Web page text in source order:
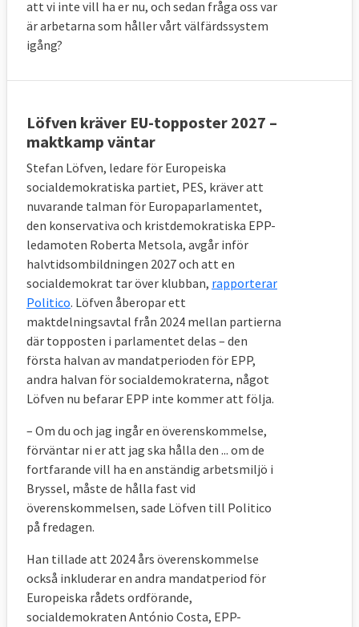
att vi inte vill ha er nu, och sedan fråga oss var
är arbetarna som håller vårt välfärdssystem
igång?
Löfven kräver EU-topposter 2027 –
maktkamp väntar
Stefan Löfven, ledare för Europeiska
socialdemokratiska partiet, PES, kräver att
nuvarande talman för Europaparlamentet,
den konservativa och kristdemokratiska EPP-
ledamoten Roberta Metsola, avgår inför
halvtidsombildningen 2027 och att en
socialdemokrat tar över klubban, rapporterar
Politico. Löfven åberopar ett
maktdelningsavtal från 2024 mellan partierna
där topposten i parlamentet delas – den
första halvan av mandatperioden för EPP,
andra halvan för socialdemokraterna, något
Löfven nu befarar EPP inte kommer att följa.
– Om du och jag ingår en överenskommelse,
förväntar ni er att jag ska hålla den ... om de
fortfarande vill ha en anständig arbetsmiljö i
Bryssel, måste de hålla fast vid
överenskommelsen, sade Löfven till Politico
på fredagen.
Han tillade att 2024 års överenskommelse
också inkluderar en andra mandatperiod för
Europeiska rådets ordförande,
socialdemokraten António Costa, EPP-